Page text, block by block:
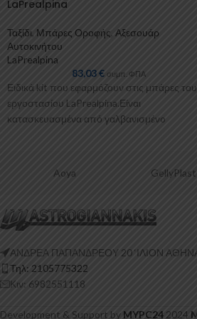
LaPrealpina
Ταξίδι, Μπάρες Οροφής Αξεσουάρ
Αυτοκινήτου
LaPrealpina
83,03€ συμπ. ΦΠΑ
Ειδικά kit που εφαρμόζουν στις μπάρες του
εργοστασίου LaPrealpina.Είναι
κατασκευασμένα από γαλβανισμένo
GellyPlast
ΑΝΔΡΕΑ ΠΑΠΑΝΔΡΕΟΥ 20 ‘ΙΛΙΟΝ
Τηλ: 2105775322
Κιν: 6982551118
Development & Support by MYPC24 2024